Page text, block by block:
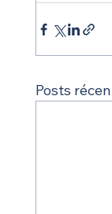
Posts